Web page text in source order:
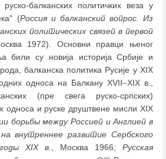
балканских политичких веза у
(Россия и балканский вопрос. Из
политических связей в первой
1972). Основни правци њеног
били су новија историја Србије и
балканска политика Русије у XIX
односа на Балкану XVII–XIX в.,
(пре свега руско-српских)
односа и руске друштвене мисли XIX
борьбы между Россией и Англией в
внутреннее развитие Сербского
XIX в., Москва 1966; Русская